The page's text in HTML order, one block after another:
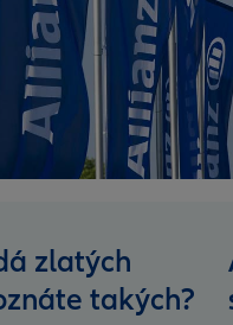
zlatých
takých?